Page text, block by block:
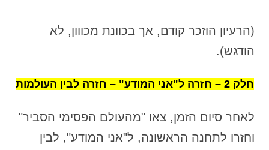
(הרעיון הוזכר קודם, אך בכוונת מכווון, לא
הודגש).
חלק 2 – חזרה ל"אני המודע" – חזרה לבין העולמות
לאחר סיום הזמן, צאו "מהעולם הפסימי הסביר"
וחזרו לתחנה הראשונה, ל"אני המודע", לבין